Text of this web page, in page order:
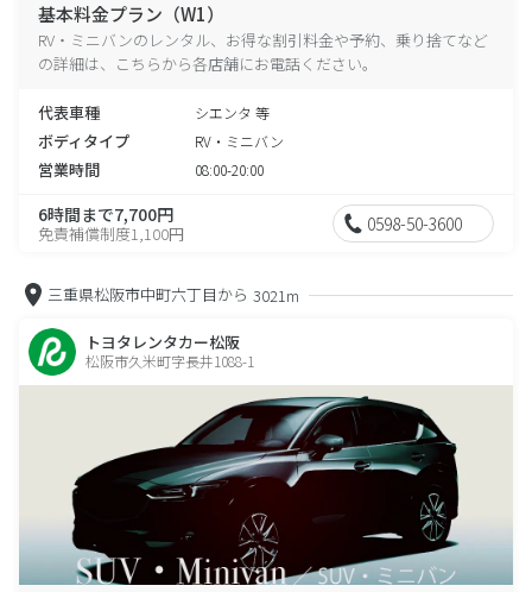
基本料金プラン（W1）
RV・ミニバンのレンタル、お得な割引料金や予約、乗り捨てなど
の詳細は、こちらから各店舗にお電話ください。
代表車種 シエンタ 等
ボディタイプ RV・ミニバン
営業時間 08:00-20:00
6時間まで7,700円
免責補償制度1,100円 0598-50-3600
三重県松阪市中町六丁目から 3021m
トヨタレンタカー松阪
松阪市久米町字長井1088-1